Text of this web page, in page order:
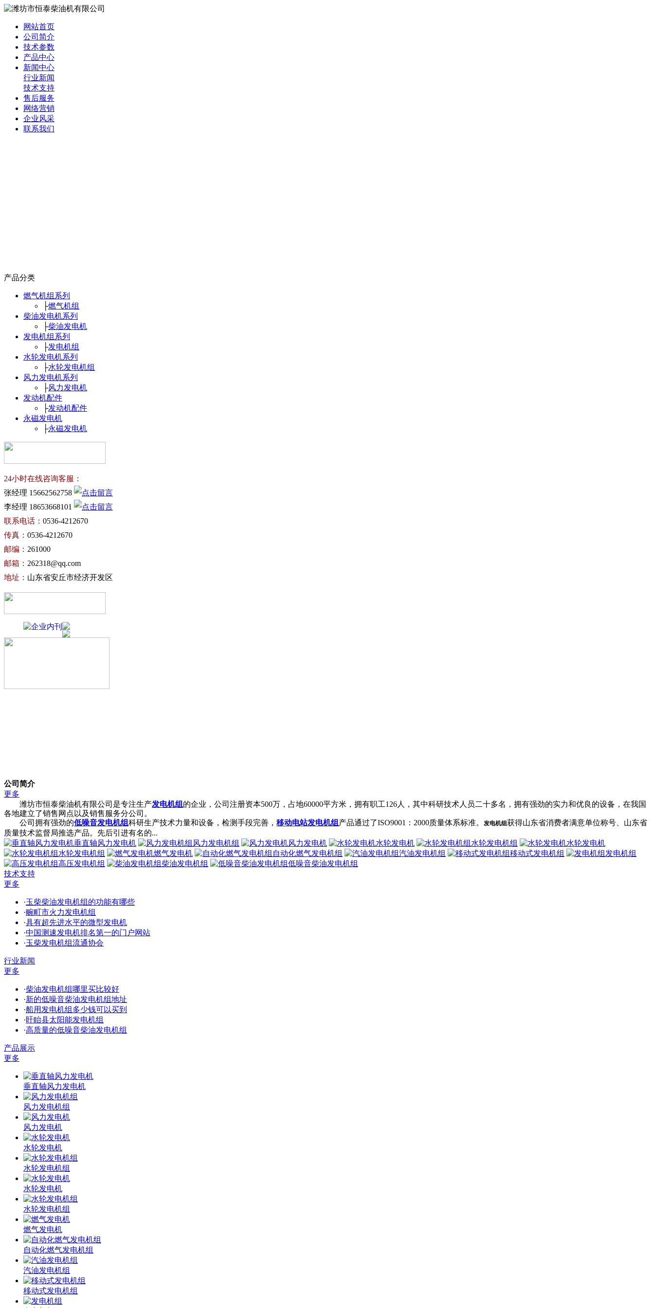
网站首页
公司简介
技术参数
产品中心
新闻中心
行业新闻
技术支持
售后服务
网络营销
企业风采
联系我们
产品分类
燃气机组系列
├燃气机组
柴油发电机系列
├柴油发电机
发电机组系列
├发电机组
水轮发电机系列
├水轮发电机组
风力发电机系列
├风力发电机
发动机配件
├发动机配件
永磁发电机
├永磁发电机
24小时在线咨询客服：
张经理 15662562758
李经理 18653668101
联系电话： 0536-4212670
传真： 0536-4212670
邮编： 261000
邮箱： 262318@qq.com
地址： 山东省安丘市经济开发区
公司简介
更多
潍坊市恒泰柴油机有限公司是专注生产发电机组 的企业， 公司注册资本500万，占地60000平方米，拥有职工126人，其中科研技术人员二十多名，拥有强劲的实力和优良的设备，在我国
各地建立了销售网点以及销售服务分公司。
公司拥有强劲的低噪音发电机组科研生产技术力量和设备，检测手段完善， 移动电站发电机组 产品通过了ISO9001：2000质量体系标准。 发电机组获得山东省消费者满意单位称号、山东省
质量技术监督局推选产品。先后引进有名的...
垂直轴风力发电机
风力发电机组 风力发电机 水轮发电机 水轮发电机组
水轮发电机
水轮发电机组
燃气发电机 自动化燃气发电机组 汽油发电机组 移动式发电机组
发电机组
高压发电机组
柴油发电机组
低噪音柴油发电机组
技术支持
更多
·玉柴柴油发电机组的功能有哪些
·畹町市火力发电机组
·具有超先进水平的微型发电机
·中国测速发电机排名第一的门户网站
·玉柴发电机组流通协会
行业新闻
更多
·柴油发电机组哪里买比较好
·新的低噪音柴油发电机组地址
·船用发电机组多少钱可以买到
·盱眙县太阳能发电机组
·高质量的低噪音柴油发电机组
产品展示
更多
垂直轴风力发电机
风力发电机组
风力发电机
水轮发电机
水轮发电机组
水轮发电机
水轮发电机组
燃气发电机
自动化燃气发电机组
汽油发电机组
移动式发电机组